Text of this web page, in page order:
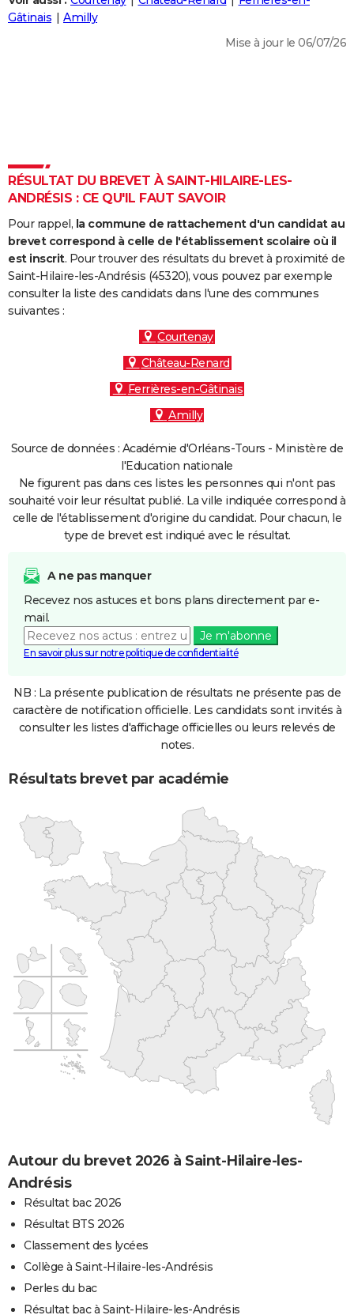
Destinations
City break
Voyage nature
Voyage de noces
Forum
Climat
+
PHOTO
Dictionnaire
Biographies
Citations
Expressions
Proverbes
PROGRAMME TV
S'inscrire
Se connecter
Lycées
Collèges
Primaires
Universités
Entreprises
Service militaire
Avis de recherche
AVIS DE DÉCÈS
FORUM
Bricolage
Lifestyle
Culture
SportAuto
Television
Voyage
Cinema
Gâtinais
Amilly
Mise à jour le 06/07/26
RÉSULTAT DU BREVET À SAINT-HILAIRE-LES-
ANDRÉSIS : CE QU'IL FAUT SAVOIR
Pour rappel, la commune de rattachement d'un candidat au
brevet correspond à celle de l'établissement scolaire où il
est inscrit. Pour trouver des résultats du brevet à proximité de
Saint-Hilaire-les-Andrésis (45320), vous pouvez par exemple
consulter la liste des candidats dans l'une des communes
suivantes :
Courtenay
Château-Renard
Ferrières-en-Gâtinais
Amilly
Source de données : Académie d'Orléans-Tours - Ministère de
l'Education nationale
Ne figurent pas dans ces listes les personnes qui n'ont pas
souhaité voir leur résultat publié. La ville indiquée correspond à
celle de l'établissement d'origine du candidat. Pour chacun, le
type de brevet est indiqué avec le résultat.
A ne pas manquer
Recevez nos astuces et bons plans directement par e-
mail.
Je m'abonne
En savoir plus sur notre politique de confidentialité
NB : La présente publication de résultats ne présente pas de
caractère de notification officielle. Les candidats sont invités à
consulter les listes d'affichage officielles ou leurs relevés de
notes.
Résultats brevet par académie
Autour du brevet 2026 à Saint-Hilaire-les-
Andrésis
Résultat bac 2026
Résultat BTS 2026
Classement des lycées
Collège à Saint-Hilaire-les-Andrésis
Perles du bac
Résultat bac à Saint-Hilaire-les-Andrésis